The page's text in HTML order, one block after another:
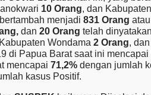
10 Orang, dan
menjadi 831 Orang atau
dan 20 Orang telah
Wondama 2 Orang,
di Papua Barat saat ini mencapai
mencapai 71,2% dengan jumlah
kasus Positif.